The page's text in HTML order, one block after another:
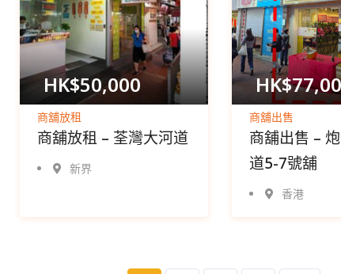
HK$50,000
商舖放租
商舖放租 – 荃灣大河道
新界
HK$
商舖出售
商舖出售 –
道5-7號舖
香港